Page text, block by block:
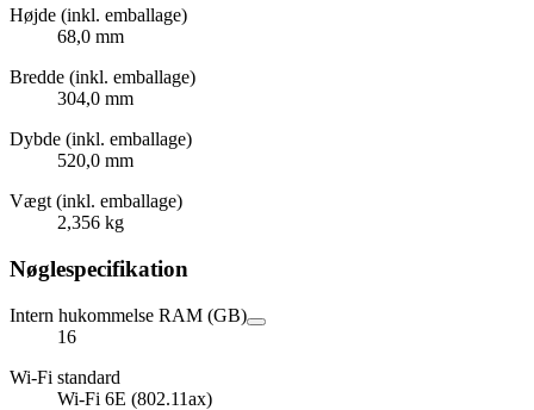
Højde (inkl. emballage)
68,0 mm
Bredde (inkl. emballage)
304,0 mm
Dybde (inkl. emballage)
520,0 mm
Vægt (inkl. emballage)
2,356 kg
Nøglespecifikation
Intern hukommelse RAM (GB)
16
Wi-Fi standard
Wi-Fi 6E (802.11ax)